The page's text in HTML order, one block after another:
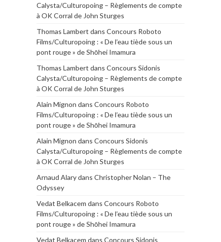
Calysta/Culturopoing – Règlements de compte
à OK Corral de John Sturges
Thomas Lambert dans Concours Roboto
Films/Culturopoing : « De l’eau tiède sous un
pont rouge » de Shōhei Imamura
Thomas Lambert dans Concours Sidonis
Calysta/Culturopoing – Règlements de compte
à OK Corral de John Sturges
Alain Mignon dans Concours Roboto
Films/Culturopoing : « De l’eau tiède sous un
pont rouge » de Shōhei Imamura
Alain Mignon dans Concours Sidonis
Calysta/Culturopoing – Règlements de compte
à OK Corral de John Sturges
Arnaud Alarydans Christopher Nolan – The
Odyssey
Vedat Belkacem dans Concours Roboto
Films/Culturopoing : « De l’eau tiède sous un
pont rouge » de Shōhei Imamura
Vedat Belkacem dans Concours Sidonis